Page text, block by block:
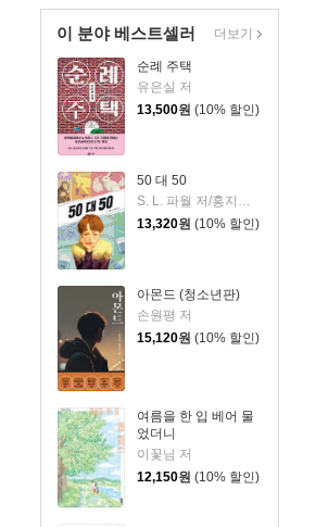
이 분야 베스트셀러
순례 주택
유은실 저
13,500원 (10% 할인)
50 대 50
S. L. 파월 저/홍지연 역
13,320원 (10% 할인)
아몬드 (청소년판)
손원평 저
15,120원 (10% 할인)
여름을 한 입 베어 물
었더니
이꽃님 저
12,150원 (10% 할인)
더보기